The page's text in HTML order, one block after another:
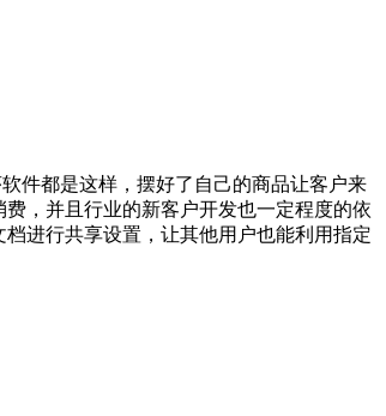
件都是这样，摆好了自己的商品让客户来
，并且行业的新客户开发也一定程度的依
进行共享设置，让其他用户也能利用指定